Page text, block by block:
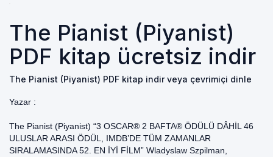
The Pianist (Piyanist)
PDF kitap ücretsiz indir
The Pianist (Piyanist) PDF kitap indir veya çevrimiçi dinle
Yazar :
The Pianist (Piyanist) “3 OSCAR® 2 BAFTA® ÖDÜLÜ DÂHİL 46
ULUSLAR ARASI ÖDÜL, IMDB’DE TÜM ZAMANLAR
SIRALAMASINDA 52. EN İYİ FİLM” Wladyslaw Szpilman,